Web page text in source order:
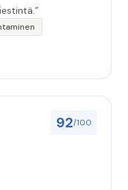
92/100